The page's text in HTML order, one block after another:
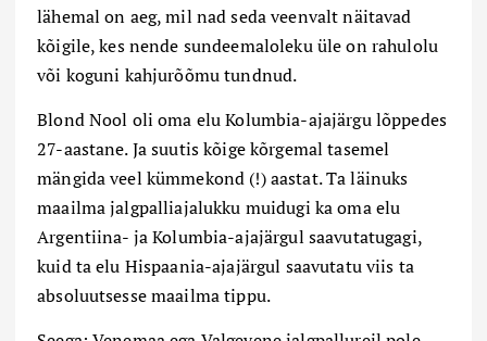
lähemal on aeg, mil nad seda veenvalt näitavad
kõigile, kes nende sundeemaloleku üle on rahulolu
või koguni kahjurõõmu tundnud.
Blond Nool oli oma elu Kolumbia-ajajärgu lõppedes
27-aastane. Ja suutis kõige kõrgemal tasemel
mängida veel kümmekond (!) aastat. Ta läinuks
maailma jalgpalliajalukku muidugi ka oma elu
Argentiina- ja Kolumbia-ajajärgul saavutatugagi,
kuid ta elu Hispaania-ajajärgul saavutatu viis ta
absoluutsesse maailma tippu.